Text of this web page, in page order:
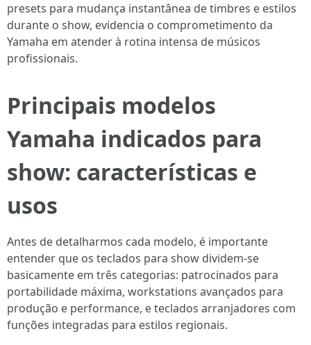
presets para mudança instantânea de timbres e estilos
durante o show, evidencia o comprometimento da
Yamaha em atender à rotina intensa de músicos
profissionais.
Principais modelos
Yamaha indicados para
show: características e
usos
Antes de detalharmos cada modelo, é importante
entender que os teclados para show dividem-se
basicamente em três categorias: patrocinados para
portabilidade máxima, workstations avançados para
produção e performance, e teclados arranjadores com
funções integradas para estilos regionais.